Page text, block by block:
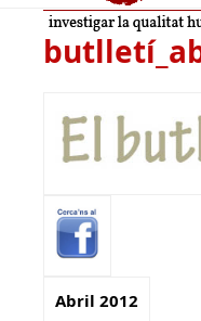
menu
menu
Abril 2012